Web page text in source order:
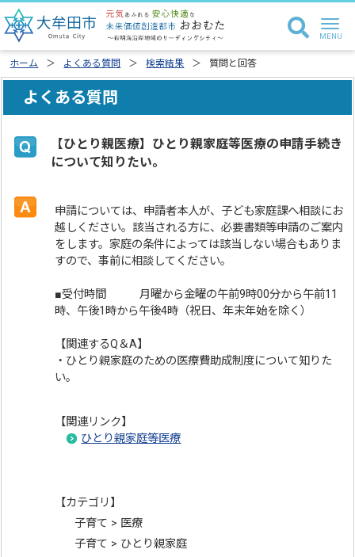
ホーム よくある質問 検索結果 質問と回答
よくある質問
【ひとり親医療】ひとり親家庭等医療の申請手続き
について知りたい。
申請については、申請者本人が、子ども家庭課へ相談にお
越しください。該当される方に、必要書類等申請のご案内
をします。家庭の条件によっては該当しない場合もありま
すので、事前に相談してください。
■受付時間 月曜から金曜の午前9時00分から午前11
時、午後1時から午後4時（祝日、年末年始を除く）
【関連するQ＆A】
・ひとり親家庭のための医療費助成制度について知りた
い。
【関連リンク】
ひとり親家庭等医療
【カテゴリ】
子育て > 医療
子育て > ひとり親家庭